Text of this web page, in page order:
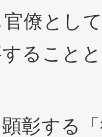
僚とし
ること
彰する